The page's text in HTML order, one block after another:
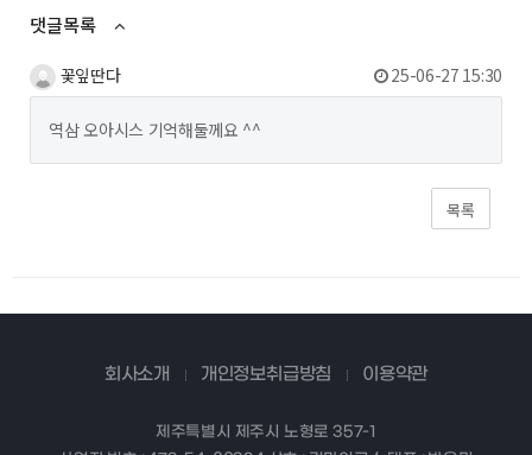
댓글목록
꽃잎딴다 25-06-27 15:30
역삼 오아시스 기억해둘께요 ^^
목록
회사소개 개인정보취급방침 이용약관
제주특별시 제주시 노형로 357-1